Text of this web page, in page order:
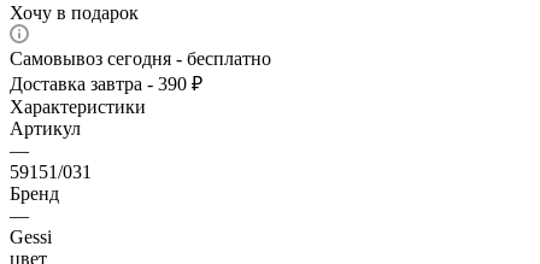
Хочу в подарок
Самовывоз сегодня - бесплатно
Доставка завтра - 390 ₽
Характеристики
Артикул
—
59151/031
Бренд
—
Gessi
цвет